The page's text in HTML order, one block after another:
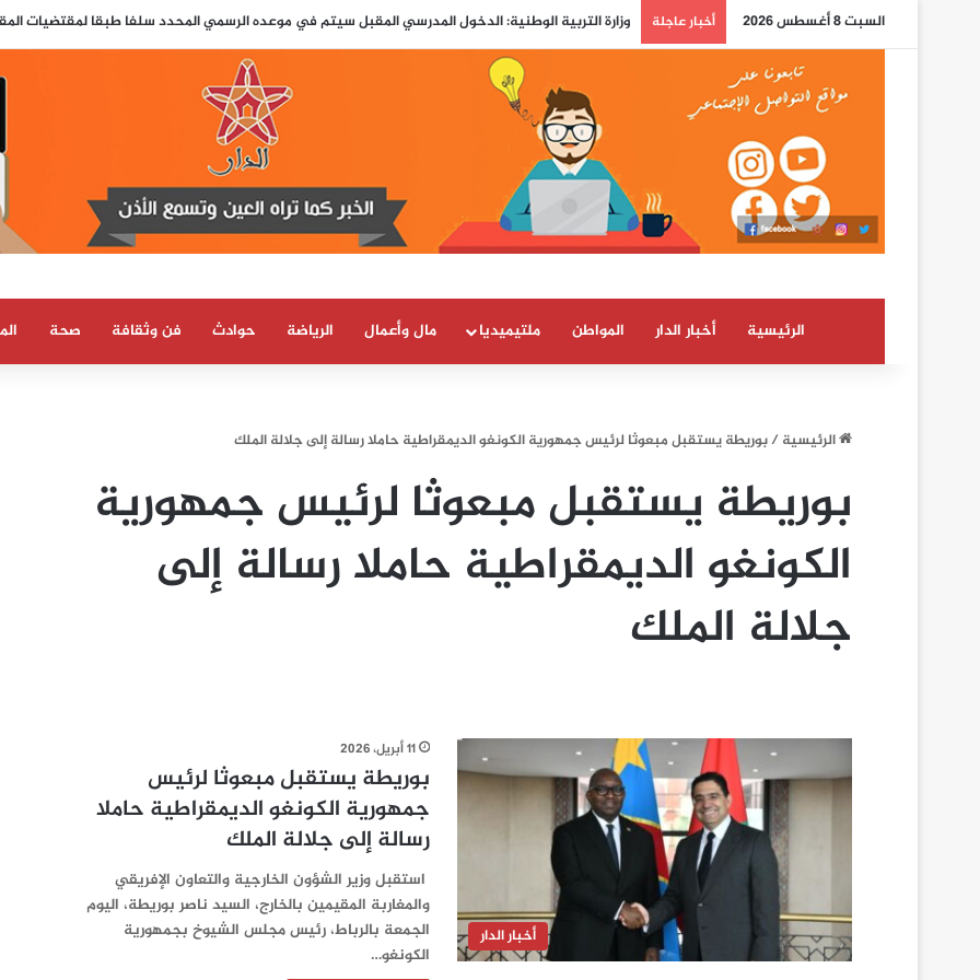
السبت 8 أغسطس 2026 أخبار عاجلة وزارة التربية الوطنية: الدخول المدرسي المقبل سیتم في موعده الرسمي المحدد سلفا طبقا لمقتضیات المقرر
الرئيسية أخبار الدار المواطن ملتيميديا مال وأعمال الرياضة حوادث فن وثقافة صحة
الرئيسية/بوريطة يستقبل مبعوثا لرئيس جمهورية الكونغو الديمقراطية حاملا رسالة إلى جلالة الملك
بوريطة يستقبل مبعوثا لرئيس جمهورية
الكونغو الديمقراطية حاملا رسالة إلى
جلالة الملك
أخبار الدار
11 أبريل، 2026
بوريطة يستقبل مبعوثا لرئيس
جمهورية الكونغو الديمقراطية حاملا
رسالة إلى جلالة الملك
استقبل وزير الشؤون الخارجية والتعاون الإفريقي
والمغاربة المقيمين بالخارج، السيد ناصر بوريطة، اليوم
الجمعة بالرباط، رئيس مجلس الشيوخ بجمهورية
الكونغو…